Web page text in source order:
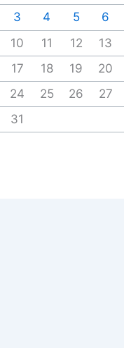
3 4 5 6
10 11 12 13
17 18 19 20
24 25 26 27
31